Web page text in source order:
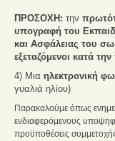
ΠΡΟΣΟΧΗ: την
υπογραφή του
και Ασφάλειας του
εξεταζόμενοι κατά
4) Μια ηλεκτρονική
γυαλιά ηλίου)
Παρακαλούμε όπως
ενδιαφερόμενους
προϋποθέσεις συμμετοχής,